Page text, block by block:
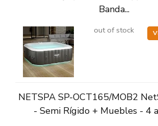
Banda...
out of stock
NETSPA SP-OCT165/MOB2
- Semi Rígido + Muebles - 4